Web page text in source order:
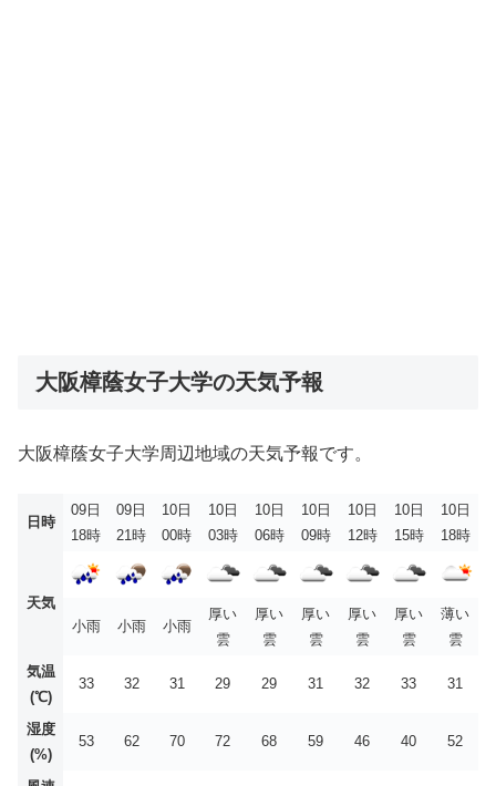
大阪樟蔭女子大学の天気予報
大阪樟蔭女子大学周辺地域の天気予報です。
日時
09日
18時
09日
21時
10日
00時
10日
03時
10日
06時
10日
09時
10日
12時
10日
15時
10日
18時
天気
小雨
小雨 小雨
厚い
雲
厚い
雲
厚い
雲
厚い
雲
厚い
雲
薄い
雲
気温
(℃)
33 32 31 29 29 31 32 33 31
湿度
(%)
53 62 70 72 68 59 46 40 52